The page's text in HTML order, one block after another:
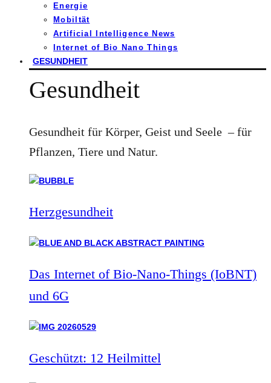
Energie
Mobiltät
Artificial Intelligence News
Internet of Bio Nano Things
GESUNDHEIT
Gesundheit
Gesundheit für Körper, Geist und Seele – für
Pflanzen, Tiere und Natur.
Herzgesundheit
Das Internet of Bio-Nano-Things (IoBNT)
und 6G
Geschützt: 12 Heilmittel